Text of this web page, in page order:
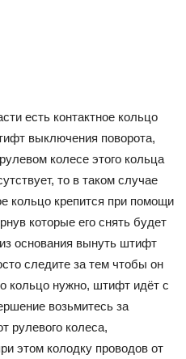
есть контактное кольцо
выключения поворота,
колесе этого кольца
то в таком случае
кольцо крепится при помощи
которые его снять будет
основания вынуть штифт
следите за тем чтобы он
кольцо нужно, штифт идёт с
возьмитесь за
рулевого колеса,
этом колодку проводов от